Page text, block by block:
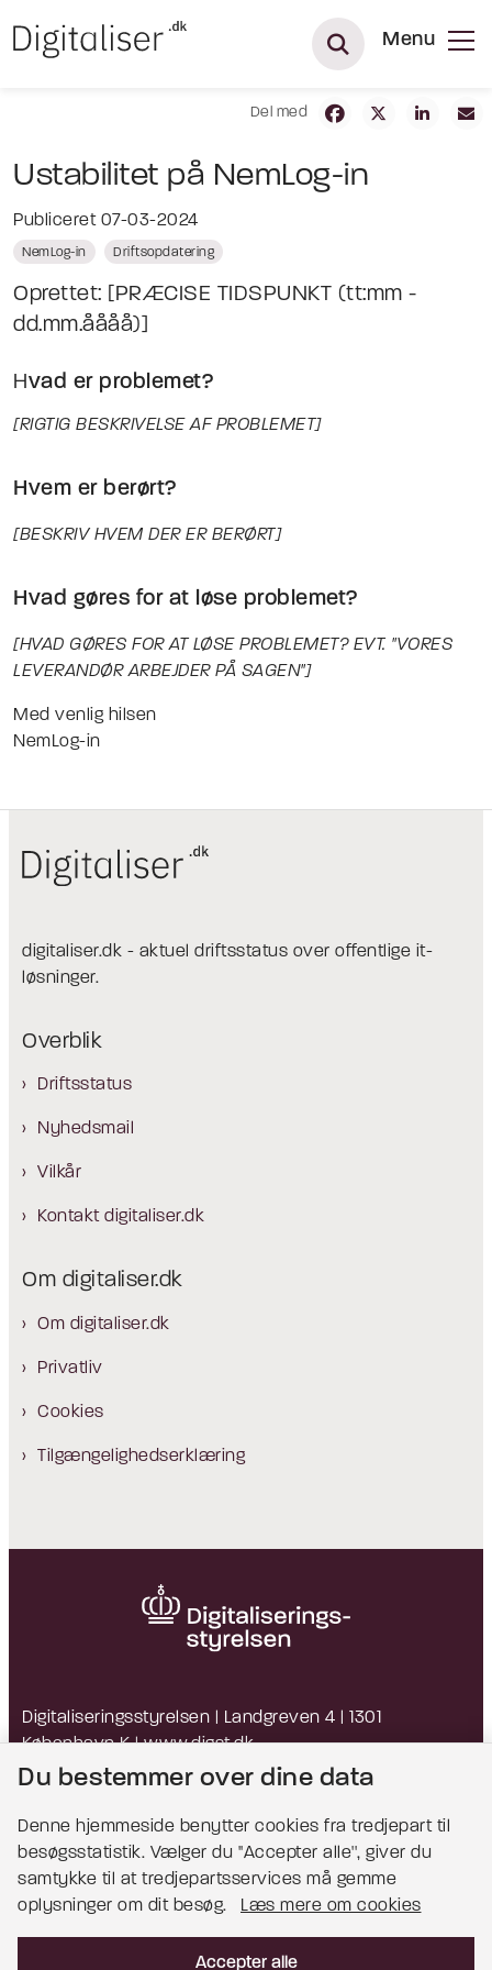
Menu
Del med
Ustabilitet på NemLog-in
Publiceret 07-03-2024
NemLog-in Driftsopdatering
Oprettet: [PRÆCISE TIDSPUNKT (tt:mm -
dd.mm.åååå)]
Hvad er problemet?
[RIGTIG BESKRIVELSE AF PROBLEMET]
Hvem er berørt?
[BESKRIV HVEM DER ER BERØRT]
Hvad gøres for at løse problemet?
[HVAD GØRES FOR AT LØSE PROBLEMET? EVT. "VORES
LEVERANDØR ARBEJDER PÅ SAGEN"]
Med venlig hilsen
NemLog-in
digitaliser.dk - aktuel driftsstatus over offentlige it-
løsninger.
Overblik
Driftsstatus
Nyhedsmail
Vilkår
Kontakt digitaliser.dk
Om digitaliser.dk
Om digitaliser.dk
Privatliv
Cookies
Tilgængelighedserklæring
Digitaliseringsstyrelsen | Landgreven 4 | 1301
København K |www.digst.dk
EAN: 5798009814203 | CVR: 34051178
Bemærk!
Du bestemmer over dine data
Denne hjemmeside benytter cookies fra tredjepart til
besøgsstatistik. Vælger du ''Accepter alle'', giver du
samtykke til at tredjepartsservices må gemme
oplysninger om dit besøg.
Læs mere om cookies
Accepter alle